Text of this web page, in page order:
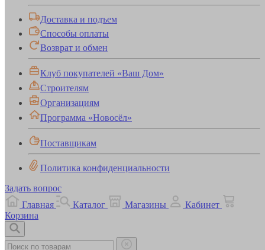
Доставка и подъем
Способы оплаты
Возврат и обмен
Клуб покупателей «Ваш Дом»
Строителям
Организациям
Программа «Новосёл»
Поставщикам
Политика конфиденциальности
Задать вопрос
Главная
Каталог Магазины
Кабинет
Корзина